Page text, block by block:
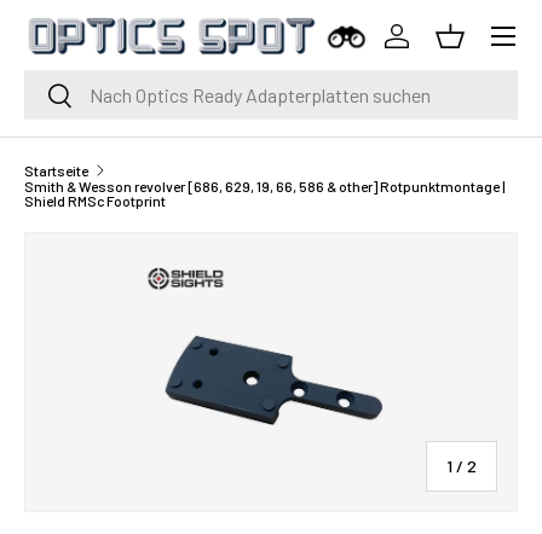
Zum Inhalt springen
SucheSuche
Einloggen
Korb
Menü
Startseite
Smith & Wesson revolver [686, 629, 19, 66, 586 & other] Rotpunktmontage |
Shield RMSc Footprint
1/ von
2